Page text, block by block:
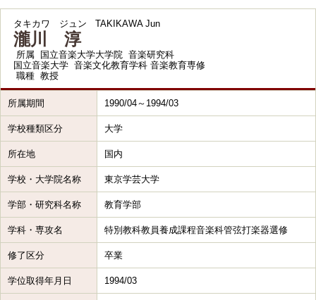
タキカワ ジュン TAKIKAWA Jun
瀧川 淳
所属
国立音楽大学大学院 音楽研究科
国立音楽大学 音楽文化教育学科 音楽教育専修
職種 教授
所属期間 1990/04～1994/03
学校種類区分 大学
所在地 国内
学校・大学院名称 東京学芸大学
学部・研究科名称 教育学部
学科・専攻名 特別教科教員養成課程音楽科管弦打楽器選修
修了区分 卒業
学位取得年月日 1994/03